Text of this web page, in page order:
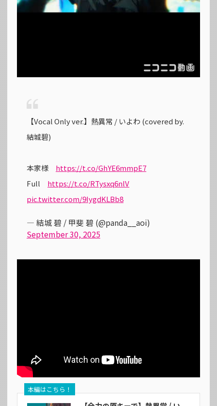
【Vocal Only ver.】熱異常 / いよわ (covered by.
結城碧)
本家様 https://t.co/GhYE6mmpE7
Full https://t.co/RTysxq6nlV
pic.twitter.com/9IygdKLBb8
— 結城 碧 / 甲斐 碧 (@panda__aoi)
September 30, 2025
本編はこちら！